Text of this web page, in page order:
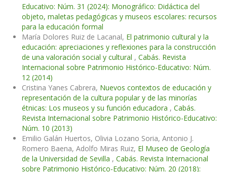
Educativo: Núm. 31 (2024): Monográfico: Didáctica del
objeto, maletas pedagógicas y museos escolares: recursos
para la educación formal
María Dolores Ruiz de Lacanal, El patrimonio cultural y la
educación: apreciaciones y reflexiones para la construcción
de una valoración social y cultural , Cabás. Revista
Internacional sobre Patrimonio Histórico-Educativo: Núm.
12 (2014)
Cristina Yanes Cabrera, Nuevos contextos de educación y
representación de la cultura popular y de las minorías
étnicas: Los museos y su función educadora , Cabás.
Revista Internacional sobre Patrimonio Histórico-Educativo:
Núm. 10 (2013)
Emilio Galán Huertos, Olivia Lozano Soria, Antonio J.
Romero Baena, Adolfo Miras Ruiz, El Museo de Geología
de la Universidad de Sevilla , Cabás. Revista Internacional
sobre Patrimonio Histórico-Educativo: Núm. 20 (2018):